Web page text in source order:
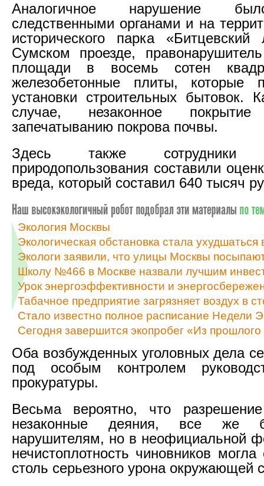
Аналогичное нарушение
следственными органами и на
исторического парка
Сумском проезде,
площади в восемь сотен
железобетонные плиты, которые
установки строительных бытовок.
случае, незаконное
запечатыванию покрова почвы.
Здесь также сотрудники
природопользования составили
вреда, который составил 640 тысяч
Экология Москвы
Экологическая обстановка стала ухудшаться
Экологи заявили, что улицы Москвы
Школу №466 в Москве назвали лучшим
Урок энергоэффективности и
Табачное предприятие загрязняет воздух в
Стало известно полное расписание Недели
Сегодня завершится экопробег «Из
Оба возбужденных уголовных дела
под особым контролем
прокуратуры.
Весьма вероятно, что
незаконные деяния, все же
нарушителям, но в неофициальной
нечистоплотность чиновников могла
столь серьезного урона окружающей